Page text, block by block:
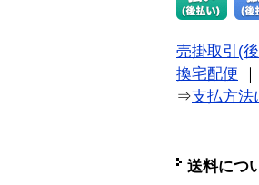
売掛取引(
換宅配便
⇒支払方法
送料につ